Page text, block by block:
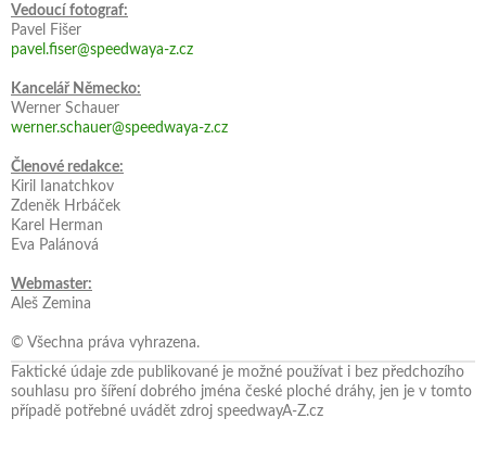
Vedoucí fotograf:
Pavel Fišer
pavel.fiser@speedwaya-z.cz
Kancelář Německo:
Werner Schauer
werner.schauer@speedwaya-z.cz
Členové redakce:
Kiril Ianatchkov
Zdeněk Hrbáček
Karel Herman
Eva Palánová
Webmaster:
Aleš Zemina
© Všechna práva vyhrazena.
Faktické údaje zde publikované je možné používat i bez předchozího
souhlasu pro šíření dobrého jména české ploché dráhy, jen je v tomto
případě potřebné uvádět zdroj speedwayA-Z.cz